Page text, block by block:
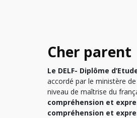
Cher parent
Le DELF- Diplôme
accordé par le ministère
niveau de maîtrise du
compréhension et
compréhension et